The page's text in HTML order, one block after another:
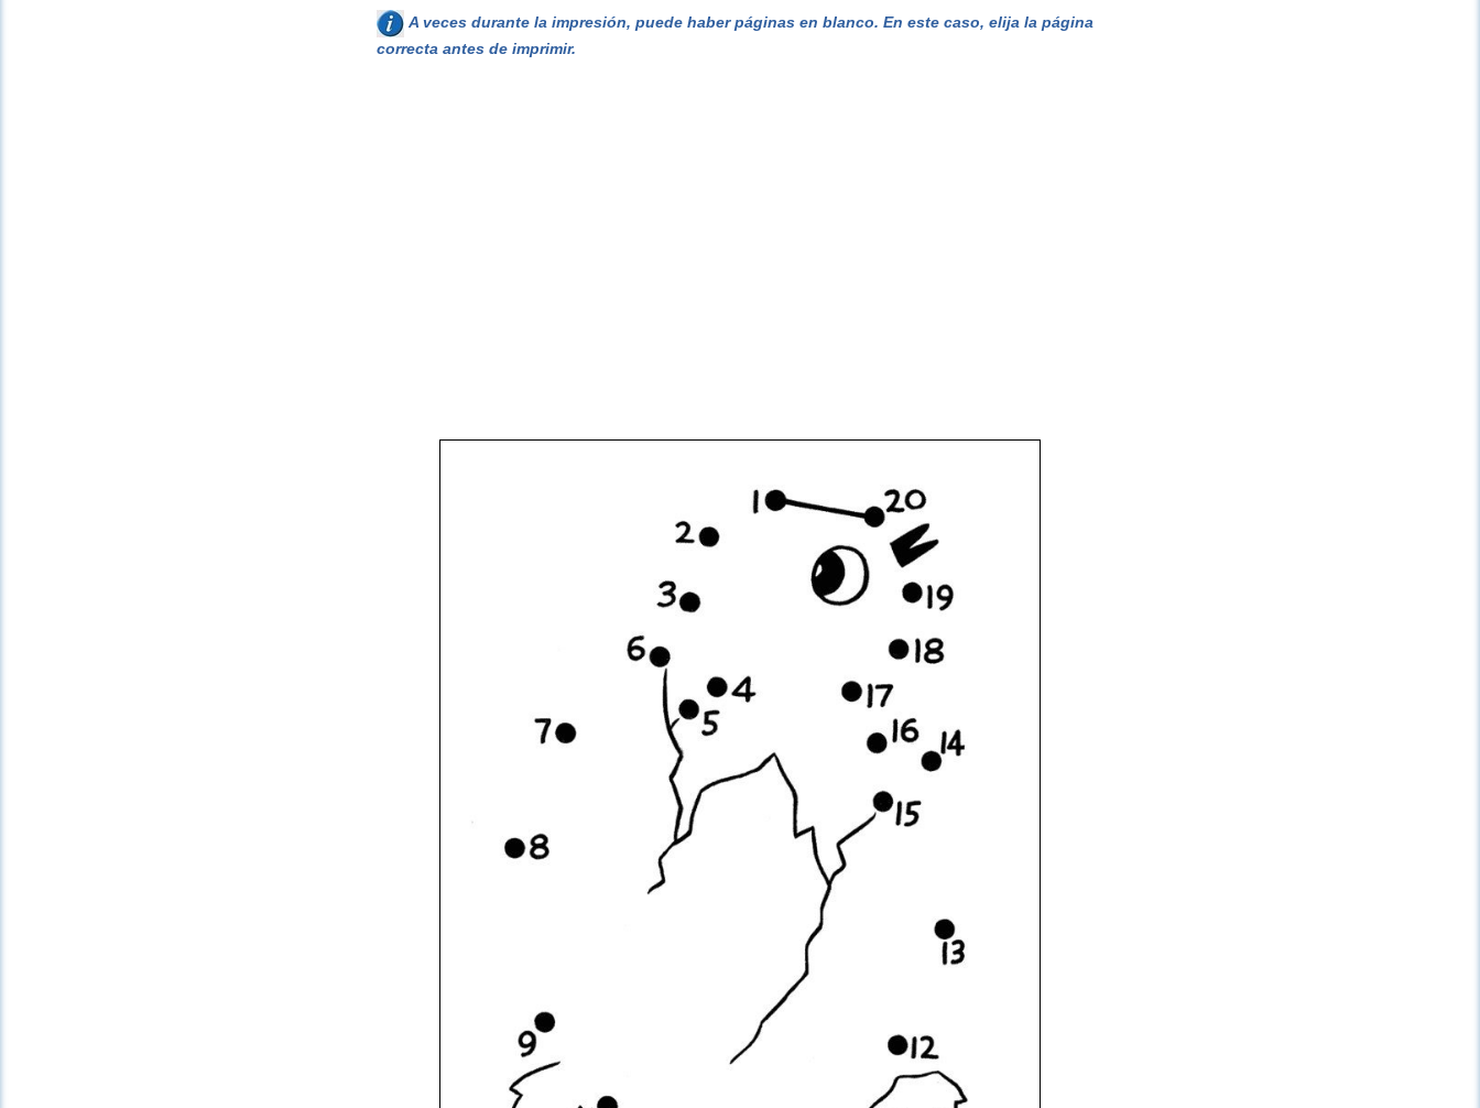
A veces durante la impresión, puede haber páginas en blanco. En este caso, elija la página
correcta antes de imprimir.